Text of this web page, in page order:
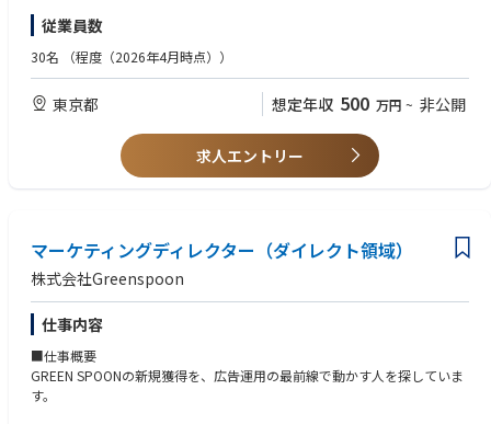
られる一方で、その重要性が十分に評価されない、裁量が持てないといっ
た環境に課題を感じている方も多いと思います。
GREEN SPOONでは、SCM・生産管理の重要性が経営レベルで理解されて
おり、根拠をもとにした判断であれば、大きな裁量を持って意思決定がで
“支える側”にとどまらず、事業成長を動かすポジションとして、のびのび
新商品、および既存商品リニューアル時期の検討
生産スケジュールの策定と管理
生産工場との折衝、最適な生産原価の構築
最適な在庫数量の管理と検討
生産オペレーション改善に向けた各種施策の検討と実行
■歓迎スキル
自社工場を有しないメーカーでの生産管理または工場管理経験
原価計算の経験
生産管理以外の領域で幅広くSCM経験の経験または興味がある方
GREEN SPOONのビジョン「自分を好きでいつづけられる人生を」に共感
計画性と調整力がある方
数字やデータ分析が得意な方
従業員数
30名 （程度（2026年4月時点））
東京都 想定年収 500 万円 ~ 非公開
求人エントリー
マーケティングディレクター（ダイレクト領域）
株式会社Greenspoon
仕事内容
■仕事概要
GREEN SPOONの新規獲得を、広告運用の最前線で動かす人を探していま
す。